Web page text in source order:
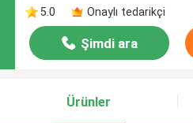
5.0
Onaylı tedarikçi
Şimdi ara
Ürünler